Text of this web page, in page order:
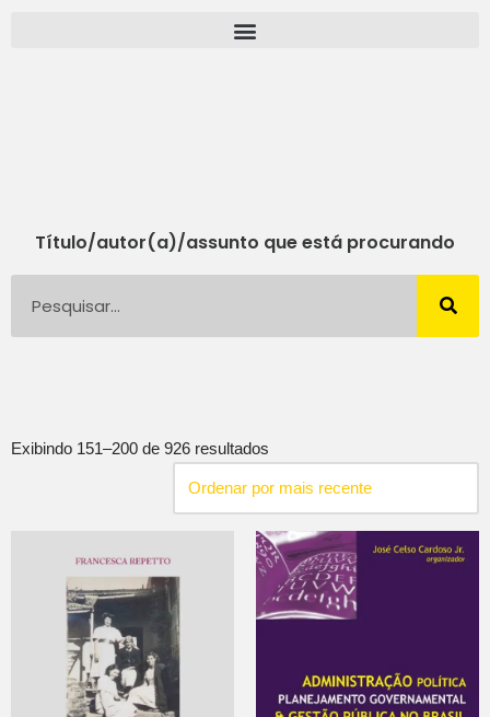
Título/autor(a)/assunto que está procurando
Exibindo 151–200 de 926 resultados